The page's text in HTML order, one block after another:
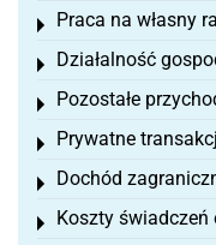
Praca na własny
Toggle menu
Działalność
Toggle menu
Pozostałe
Toggle menu
Prywatne
Toggle menu
Dochód
Toggle menu
Koszty świadczeń
Toggle menu